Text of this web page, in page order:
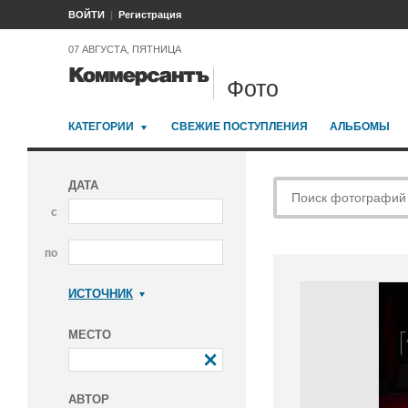
ВОЙТИ Регистрация
07 АВГУСТА, ПЯТНИЦА
Фото
КАТЕГОРИИ СВЕЖИЕ ПОСТУПЛЕНИЯ АЛЬБОМЫ
ДАТА
с
по
ИСТОЧНИК
МЕСТО
АВТОР